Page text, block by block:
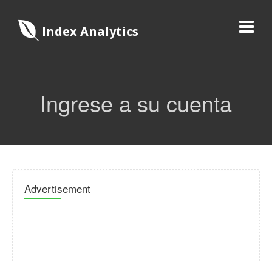
Index Analytics
Ingrese a su cuenta
Advertisement